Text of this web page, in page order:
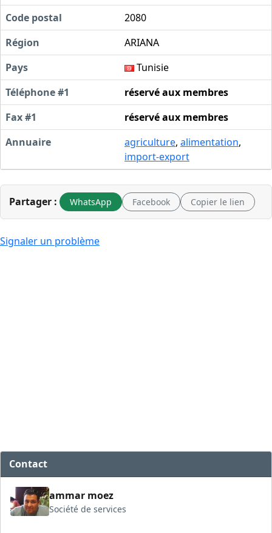
Code postal
2080
Région
ARIANA
Pays
Tunisie
Téléphone #1
réservé aux membres
Fax #1
réservé aux membres
Annuaire
agriculture, alimentation,
import-export
Partager : WhatsApp Facebook Copier le lien
Signaler un problème
Contact
ammar moez
Société de services